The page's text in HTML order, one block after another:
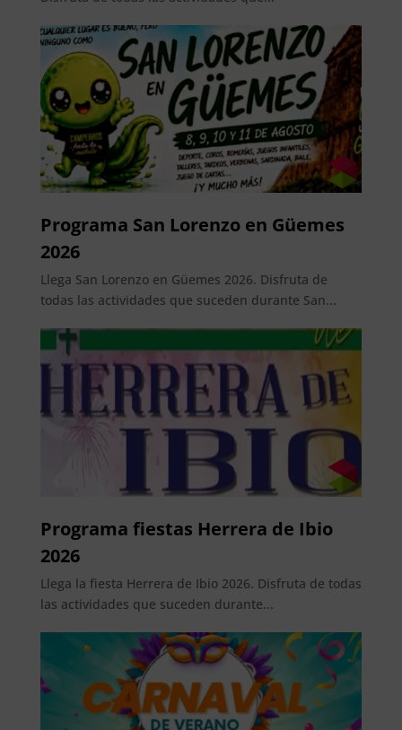
Programa San Lorenzo en Güemes
2026
Llega San Lorenzo en Güemes 2026. Disfruta de
todas las actividades que suceden durante San...
Programa fiestas Herrera de Ibio
2026
Llega la fiesta Herrera de Ibio 2026. Disfruta de todas
las actividades que suceden durante...